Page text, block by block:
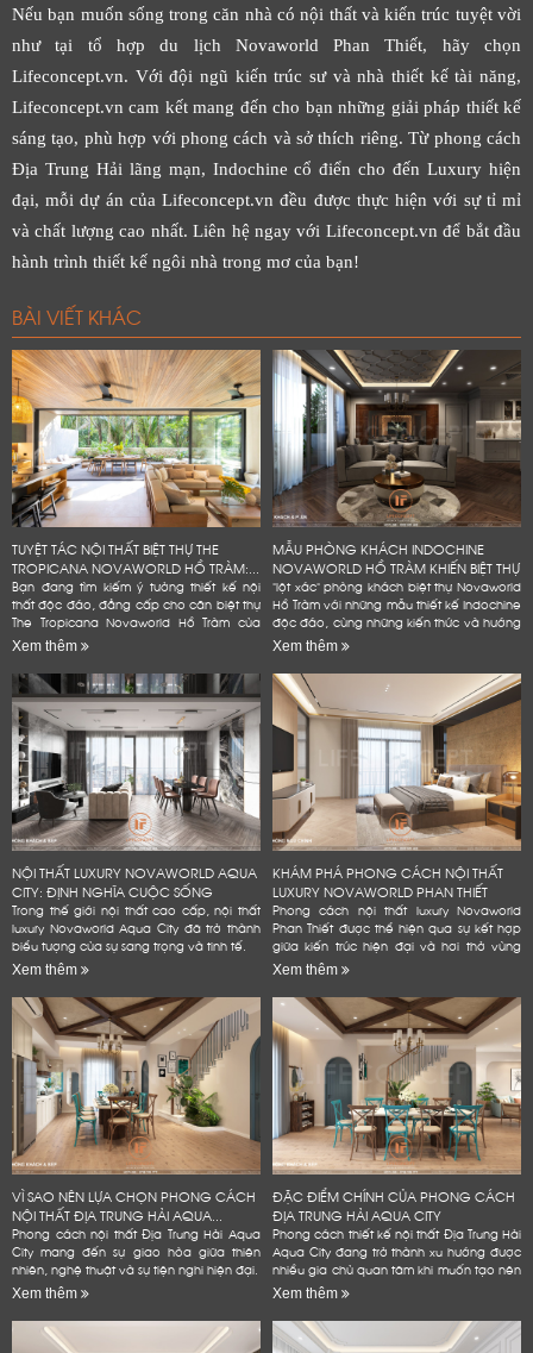
Nếu bạn muốn sống trong căn nhà có nội thất và kiến trúc tuyệt vời
như tại tổ hợp du lịch Novaworld Phan Thiết, hãy chọn
Lifeconcept.vn. Với đội ngũ kiến trúc sư và nhà thiết kế tài năng,
Lifeconcept.vn cam kết mang đến cho bạn những giải pháp thiết kế
sáng tạo, phù hợp với phong cách và sở thích riêng. Từ phong cách
Địa Trung Hải lãng mạn, Indochine cổ điển cho đến Luxury hiện
đại, mỗi dự án của Lifeconcept.vn đều được thực hiện với sự tỉ mỉ
và chất lượng cao nhất. Liên hệ ngay với Lifeconcept.vn để bắt đầu
hành trình thiết kế ngôi nhà trong mơ của bạn!
BÀI VIẾT KHÁC
TUYỆT TÁC NỘI THẤT BIỆT THỰ THE
TROPICANA NOVAWORLD HỒ TRÀM:...
Bạn đang tìm kiếm ý tưởng thiết kế nội
thất độc đáo, đẳng cấp cho căn biệt thự
The Tropicana Novaworld Hồ Tràm của
mình? Hãy để Lifeconcept đồng hành
cùng bạn! Chúng tôi không...
Xem thêm
MẪU PHÒNG KHÁCH INDOCHINE
NOVAWORLD HỒ TRÀM KHIẾN BIỆT THỰ
"lột xác" phòng khách biệt thự Novaworld
Hồ Tràm với những mẫu thiết kế Indochine
độc đáo, cùng những kiến thức và hướng
dẫn chi tiết, dễ dàng áp dụng. Bạn
không cần phải là...
Xem thêm
NỘI THẤT LUXURY NOVAWORLD AQUA
CITY: ĐỊNH NGHĨA CUỘC SỐNG
ĐẲNG...
Trong thế giới nội thất cao cấp, nội thất
luxury Novaworld Aqua City đã trở thành
biểu tượng của sự sang trọng và tinh tế.
Xem thêm
KHÁM PHÁ PHONG CÁCH NỘI THẤT
LUXURY NOVAWORLD PHAN THIẾT
Phong cách nội thất luxury Novaworld
Phan Thiết được thể hiện qua sự kết hợp
giữa kiến trúc hiện đại và hơi thở vùng
biển.
Xem thêm
VÌ SAO NÊN LỰA CHỌN PHONG CÁCH
NỘI THẤT ĐỊA TRUNG HẢI AQUA...
Phong cách nội thất Địa Trung Hải Aqua
City mang đến sự giao hòa giữa thiên
nhiên, nghệ thuật và sự tiện nghi hiện đại.
Xem thêm
ĐẶC ĐIỂM CHÍNH CỦA PHONG CÁCH
ĐỊA TRUNG HẢI AQUA CITY
Phong cách thiết kế nội thất Địa Trung Hải
Aqua City đang trở thành xu hướng được
nhiều gia chủ quan tâm khi muốn tạo nên
không gian sống đẳng cấp
Xem thêm